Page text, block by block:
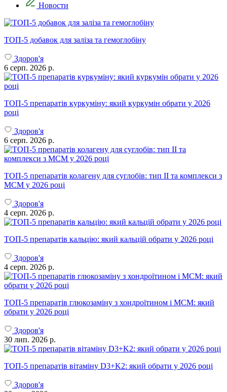
Новости
ТОП-5 добавок для заліза та гемоглобіну
Здоров'я
6 серп. 2026 р.
ТОП-5 препаратів куркуміну: який куркумін обрати у 2026
році
Здоров'я
6 серп. 2026 р.
ТОП-5 препаратів колагену для суглобів: тип II та комплекси з
МСМ у 2026 році
Здоров'я
4 серп. 2026 р.
ТОП-5 препаратів кальцію: який кальцій обрати у 2026 році
Здоров'я
4 серп. 2026 р.
ТОП-5 препаратів глюкозаміну з хондроїтином і МСМ: який
обрати у 2026 році
Здоров'я
30 лип. 2026 р.
ТОП-5 препаратів вітаміну D3+K2: який обрати у 2026 році
Здоров'я